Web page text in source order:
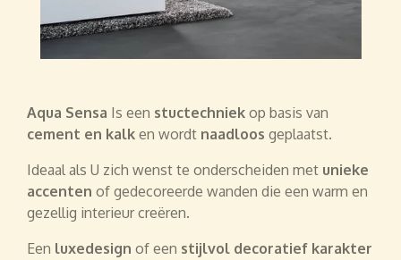
Aqua Sensa Is een stuctechniek op basis van
cement en kalk en wordt naadloos geplaatst.
Ideaal als U zich wenst te onderscheiden met unieke
accenten of gedecoreerde wanden die een warm en
gezellig interieur creëren.
Een luxedesign of een stijlvol decoratief karakter